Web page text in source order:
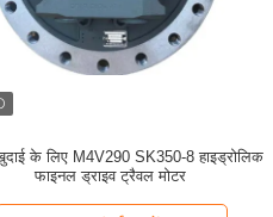
खुदाई के लिए M4V290 SK350-8 हाइड्रोलिक
फाइनल ड्राइव ट्रैवल मोटर